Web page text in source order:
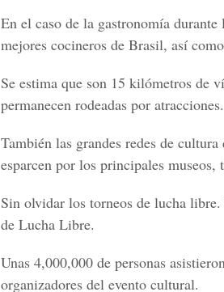
En el caso de la gastronomía
mejores cocineros de Brasil, así
Se estima que son 15 kilómetros de
permanecen rodeadas por atracciones.
También las grandes redes de
esparcen por los principales museos,
Sin olvidar los torneos de lucha
de Lucha Libre.
Unas 4,000,000 de personas
organizadores del evento cultural.